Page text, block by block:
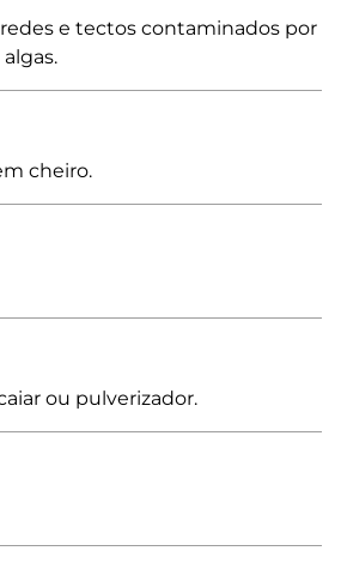
e tectos contaminados por
cheiro.
ou pulverizador.